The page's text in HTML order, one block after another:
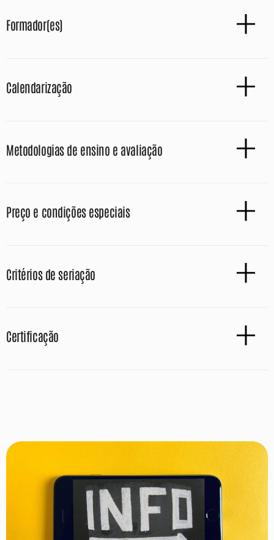
Formador(es)
Calendarização
Metodologias de ensino e avaliação
Preço e condições especiais
Critérios de seriação
Certificação